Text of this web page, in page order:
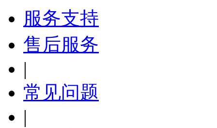
服务支持
售后服务
|
常见问题
|